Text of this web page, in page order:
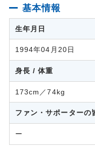
基本情報
生年月日
1994年04月20日
身長 / 体重
173cm／74kg
ファン・サポーターの
ー